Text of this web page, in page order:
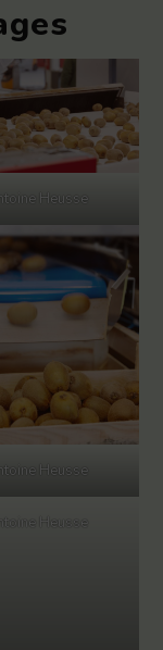
Heusse
Heusse
Heusse